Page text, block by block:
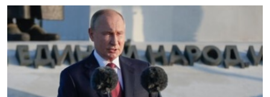
ВСЕ ЗА ДЕНЬ
СПЕЦПРОЕКТИ
ДЕПОРТАЦІЯ
ВІДЕОУРОКИ «ELIFBE»
ЯК ОБІЙТИ БЛОКУВАННЯ
Русский